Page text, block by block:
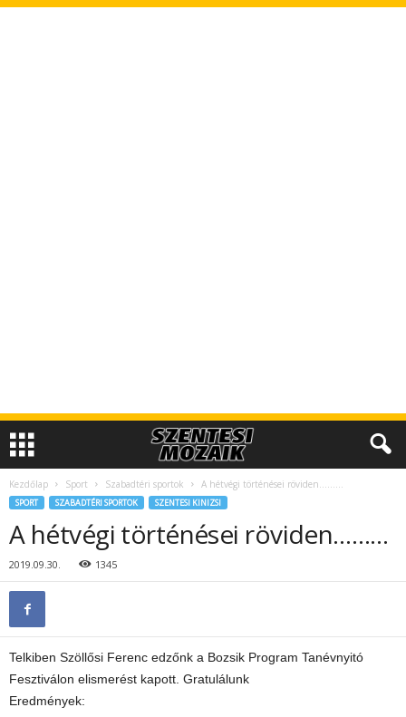
Kezdőlap Sport Szabadtéri sportok A hétvégi történései röviden………
SPORT SZABADTÉRI SPORTOK SZENTESI KINIZSI
A hétvégi történései röviden………
2019.09.30. 1345
Telkiben Szöllősi Ferenc edzőnk a Bozsik Program Tanévnyitó
Fesztiválon elismerést kapott. Gratulálunk
Eredmények: